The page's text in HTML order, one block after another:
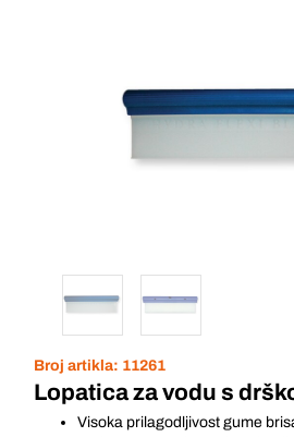
Broj artikla: 11261
Lopatica za vodu s
Visoka prilagodljivost gume